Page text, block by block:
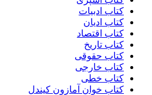
کتاب ادبیات
کتاب ادیان
کتاب اقتصاد
کتاب تاریخ
کتاب حقوقی
کتاب خارجی
کتاب خطی
کتاب خوان آمازون کیندل